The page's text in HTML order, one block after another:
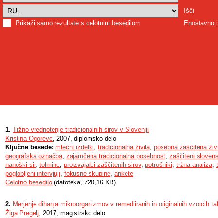
Išči
Prikaži samo rezultate s celotnim besedilom
Enostavno
1. Tržno vrednotenje tradicionalnih sirov v Sloveniji
Kristina Ogorevc, 2007, diplomsko delo
Ključne besede: mlečni izdelki, tradicionalna živila, posebna zaščitena
geografska označba, zajamčena tradicionalna posebnost, zaščiteni
nanoški sir, tolminc, proizvajalci zaščitenih sirov, potrošniki, tržna analiza,
poglobljeni intervjuji, fokusne skupine, ankete
Celotno besedilo (datoteka, 720,16 KB)
2. Merjenje dihanja mikroorganizmov v remediiranih in originalnih vzorcih
Žiga Pregelj, 2017, magistrsko delo